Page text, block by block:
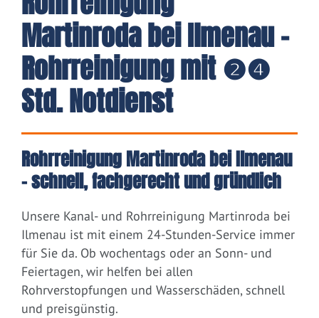
Martinroda bei Ilmenau -
Rohrreinigung mit ❷❹
Std. Notdienst
Rohrreinigung Martinroda bei Ilmenau
– schnell, fachgerecht und gründlich
Unsere Kanal- und Rohrreinigung Martinroda bei
Ilmenau ist mit einem 24-Stunden-Service immer
für Sie da. Ob wochentags oder an Sonn- und
Feiertagen, wir helfen bei allen
Rohrverstopfungen und Wasserschäden, schnell
und preisgünstig.